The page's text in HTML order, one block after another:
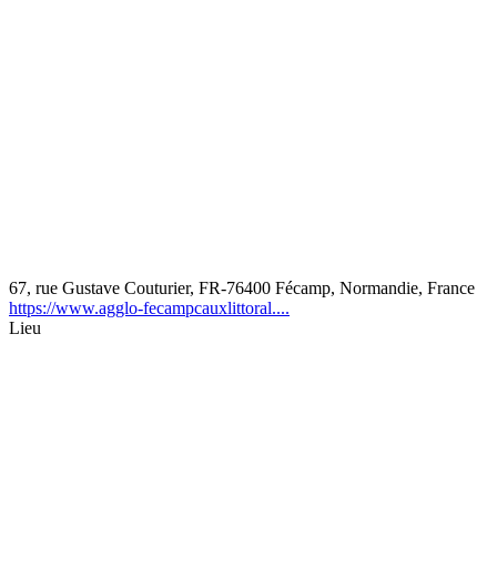
67, rue Gustave Couturier, FR-76400 Fécamp, Normandie, France
https://www.agglo-fecampcauxlittoral....
Lieu